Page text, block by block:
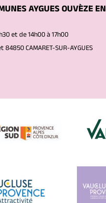
AYGUES OUVÈZE EN
et de 14h00 à 17h00
CAMARET-SUR-AYGUES